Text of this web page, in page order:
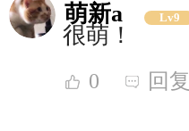
萌新a Lv9
很萌！
0 回复